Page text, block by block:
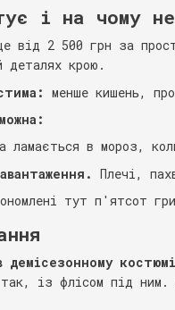
і на чому
від 2 500 грн за
деталях крою.
менше кишень,
ламається в мороз,
Плечі,
тут п'ятсот
із флісом під